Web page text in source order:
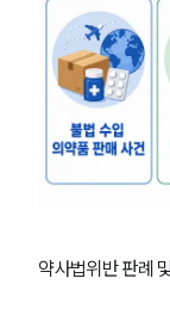
약사법위반 판례